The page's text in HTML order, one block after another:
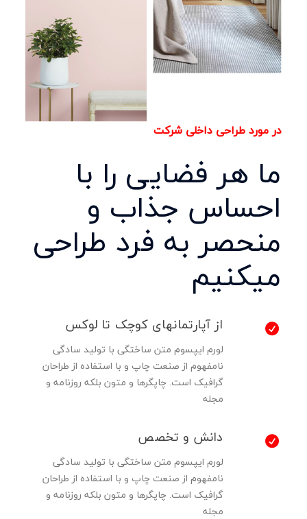
در مورد طراحی داخلی شرکت
ما هر فضایی را با
احساس جذاب و
منحصر به فرد طراحی
میکنیم
از آپارتمانهای کوچک تا لوکس
لورم ایپسوم متن ساختگی با تولید سادگی
نامفهوم از صنعت چاپ و با استفاده از طراحان
گرافیک است. چاپگرها و متون بلکه روزنامه و
مجله
دانش و تخصص
لورم ایپسوم متن ساختگی با تولید سادگی
نامفهوم از صنعت چاپ و با استفاده از طراحان
گرافیک است. چاپگرها و متون بلکه روزنامه و
مجله